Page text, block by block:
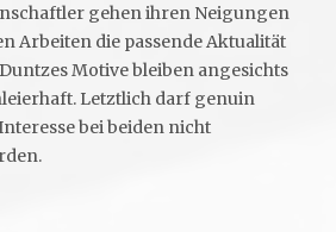
gehen ihren Neigungen
Arbeiten die passende Aktualität
Motive bleiben angesichts
Letztlich darf genuin
bei beiden nicht